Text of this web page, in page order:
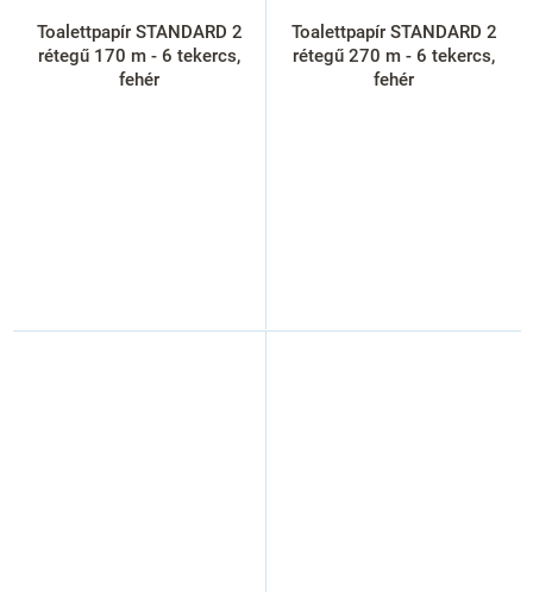
Toalettpapír STANDARD 2
rétegű 170 m - 6 tekercs,
fehér
Toalettpapír STANDARD 2
rétegű 270 m - 6 tekercs,
fehér